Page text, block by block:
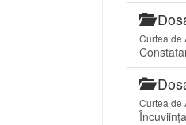
Curtea de
Curtea de